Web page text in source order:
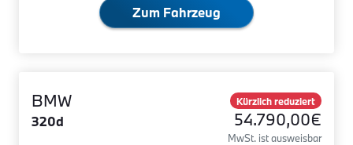
Zum Fahrzeug
BMW
320d
Kürzlich reduziert
54.790,00€
MwSt. ist ausweisbar